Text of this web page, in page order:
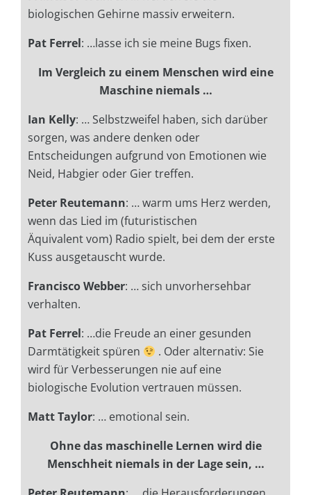
biologischen Gehirne massiv erweitern.
Pat Ferrel: …lasse ich sie meine Bugs fixen.
Im Vergleich zu einem Menschen wird eine
Maschine niemals …
Ian Kelly: … Selbstzweifel haben, sich darüber
sorgen, was andere denken oder
Entscheidungen aufgrund von Emotionen wie
Neid, Habgier oder Gier treffen.
Peter Reutemann: …warm ums Herz werden,
wenn das Lied im (futuristischen
Äquivalentvom) Radio spielt, bei dem der erste
Kuss ausgetauscht wurde.
Francisco Webber: … sich unvorhersehbar
verhalten.
Pat Ferrel: …die Freude an einer gesunden
Darmtätigkeit spüren
. Oder alternativ: Sie
wird für Verbesserungen nie auf eine
biologische Evolution vertrauen müssen.
Matt Taylor: … emotional sein.
Ohne das maschinelle Lernen wird die
Menschheit niemals in der Lage sein, …